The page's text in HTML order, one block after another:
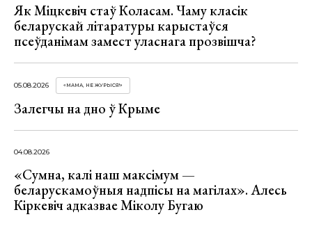
Як Міцкевіч стаў Коласам. Чаму класік
беларускай літаратуры карыстаўся
псеўданімам замест уласнага прозвішча?
05.08.2026 «МАМА, НЕ ЖУРЫСЯ!»
Залегчы на дно ў Крыме
04.08.2026
«Сумна, калі наш максімум —
беларускамоўныя надпісы на магілах». Алесь
Кіркевіч адказвае Міколу Бугаю